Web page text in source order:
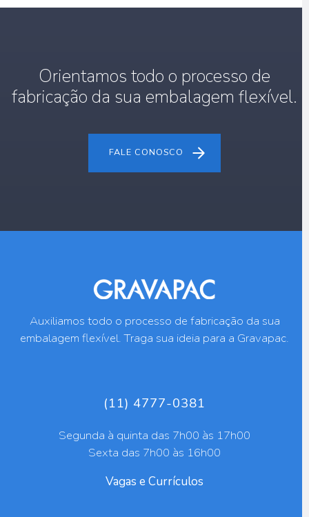
Orientamos todo o processo de
fabricação da sua embalagem flexível.
FALE CONOSCO
Auxiliamos todo o processo de fabricação da sua
embalagem flexível. Traga sua ideia para a Gravapac.
(11) 4777-0381
Segunda à quinta das 7h00 às 17h00
Sexta das 7h00 às 16h00
Vagas e Currículos